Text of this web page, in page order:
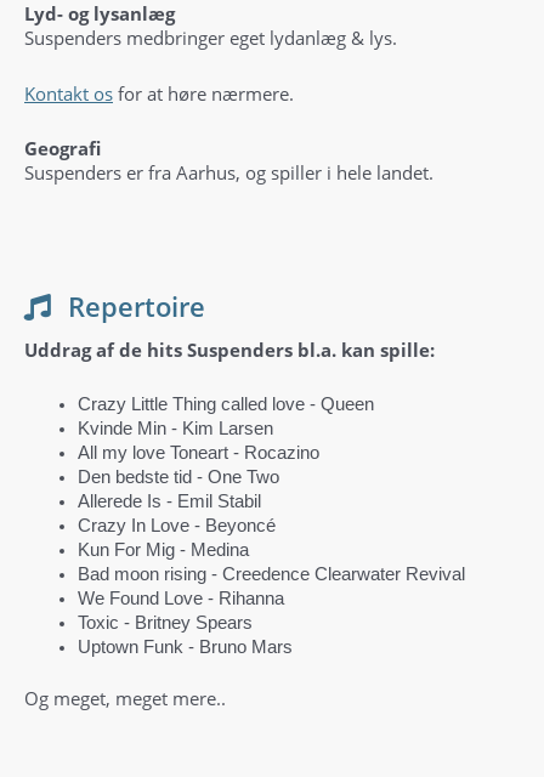
Lyd- og lysanlæg
Suspenders medbringer eget lydanlæg & lys.
Kontakt os for at høre nærmere.
Geografi
Suspenders er fra Aarhus, og spiller i hele landet.
Repertoire
Uddrag af de hits Suspenders bl.a. kan spille:
Crazy Little Thing called love ‑ Queen
Kvinde Min ‑ Kim Larsen
All my love Toneart ‑ Rocazino
Den bedste tid ‑ One Two
Allerede Is ‑ Emil Stabil
Crazy In Love ‑ Beyoncé
Kun For Mig ‑ Medina
Bad moon rising ‑ Creedence Clearwater Revival
We Found Love ‑ Rihanna
Toxic ‑ Britney Spears
Uptown Funk ‑ Bruno Mars
Og meget, meget mere..